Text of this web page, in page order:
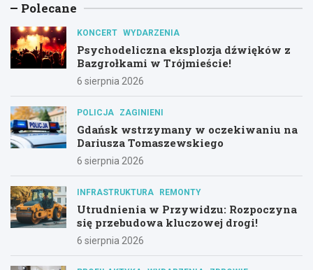
Polecane
KONCERT WYDARZENIA
Psychodeliczna eksplozja dźwięków z
Bazgrołkami w Trójmieście!
6 sierpnia 2026
POLICJA ZAGINIENI
Gdańsk wstrzymany w oczekiwaniu na
Dariusza Tomaszewskiego
6 sierpnia 2026
INFRASTRUKTURA REMONTY
Utrudnienia w Przywidzu: Rozpoczyna
się przebudowa kluczowej drogi!
6 sierpnia 2026